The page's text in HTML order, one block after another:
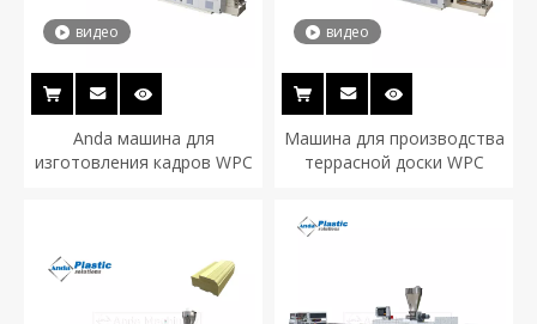
видео
Anda машина для
изготовления кадров WPC
видео
Машина для производства
террасной доски WPC